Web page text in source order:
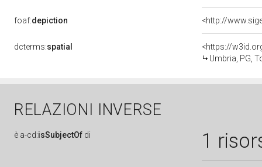
foaf:depiction
dcterms:spatial
<https://
Umbria, PG,
RELAZIONI INVERSE
è a-cd:isSubjectOf di 1